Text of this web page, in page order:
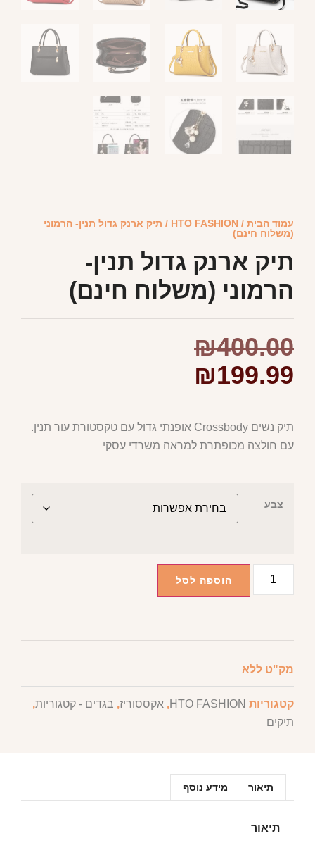
עמוד הבית /
HTO FASHION / תיק ארנק גדול תנין- הרמוני
(משלוח חינם)
תיק ארנק גדול תנין-
הרמוני (משלוח חינם)
₪400.00
₪199.99
תיק נשים Crossbody אופנתי גדול עם טקסטורת עור תנין.
עם חולצה מכופתרת למראה משרדי עסקי
צבע
הוספה לסל
מק"ט ללא
קטגוריות HTO FASHION
, אקססוריז, בגדים - קטגוריות,
תיקים
תיאור מידע נוסף
תיאור